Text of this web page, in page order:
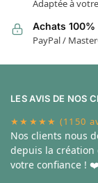
Adaptée à
Achats
PayPal /
LES AVIS DE NOS
★★★★★ (1150
Nos clients nous
depuis la
votre confiance ! ❤️